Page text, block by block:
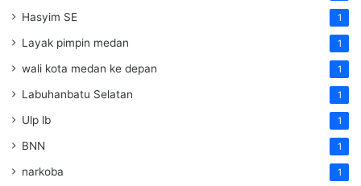
Hasyim SE 1
Layak pimpin medan 1
wali kota medan ke depan 1
Labuhanbatu Selatan 1
Ulp lb 1
BNN 1
narkoba 1